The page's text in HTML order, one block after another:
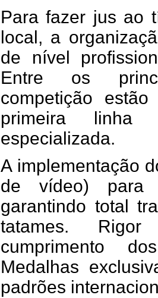
Para fazer jus ao
local, a
de nível
Entre os
competição
primeira
especializada.
A implementação
de vídeo) para
garantindo total
tatames.
cumprimento
Medalhas
padrões